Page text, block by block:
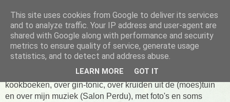
Tarte taart An
Tien jaar Tarte taart An! Niet altijd online, wel vaak te vinden
in de keuken! Om te koken, om te eten en om verhalen te
delen. Over Franse patisserie, over koken uit favoriete
kookboeken, over gin-tonic, over kruiden uit de (moes)tuin
en over mijn muziek (Salon Perdu), met foto's en soms
This site uses cookies from Google to deliver its services
and to analyze traffic. Your IP address and user-agent are
shared with Google along with performance and security
metrics to ensure quality of service, generate usage
statistics, and to detect and address abuse.
LEARN MORE GOT IT